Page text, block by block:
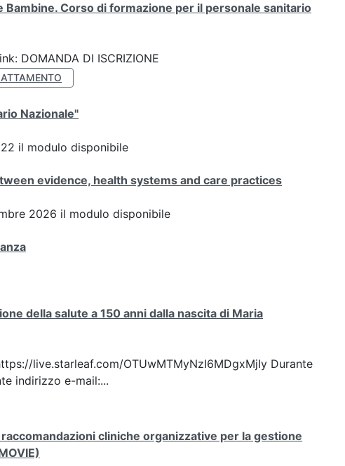
Corso di formazione per il personale sanitario
DOMANDA DI ISCRIZIONE
Nazionale"
il modulo disponibile
evidence, health systems and care practices
2026 il modulo disponibile
della salute a 150 anni dalla nascita di Maria
live.starleaf.com/OTUwMTMyNzI6MDgxMjIy Durante
indirizzo e-mail:...
cliniche organizzative per la gestione